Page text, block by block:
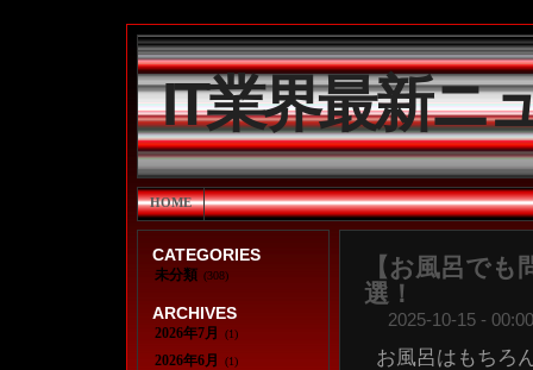
IT業界最新ニ
HOME
【お風呂で
選！
2025-10-15 -
お風呂はもちろ
CATEGORIES
未分類 (308)
ARCHIVES
2026年7月 (1)
2026年6月 (1)